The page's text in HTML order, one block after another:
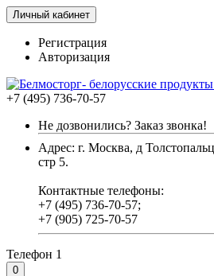
Личный кабинет
Регистрация
Авторизация
+7 (495) 736-70-57
Не дозвонились? Заказ звонка!
Адрес: г. Москва, д
стр 5.
Контактные телефоны:
+7 (495) 736-70-57;
+7 (905) 725-70-57
Телефон 1
0